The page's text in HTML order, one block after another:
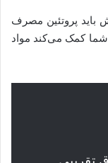
باید پروتئین مصرف
شما کمک می‌کند مواد